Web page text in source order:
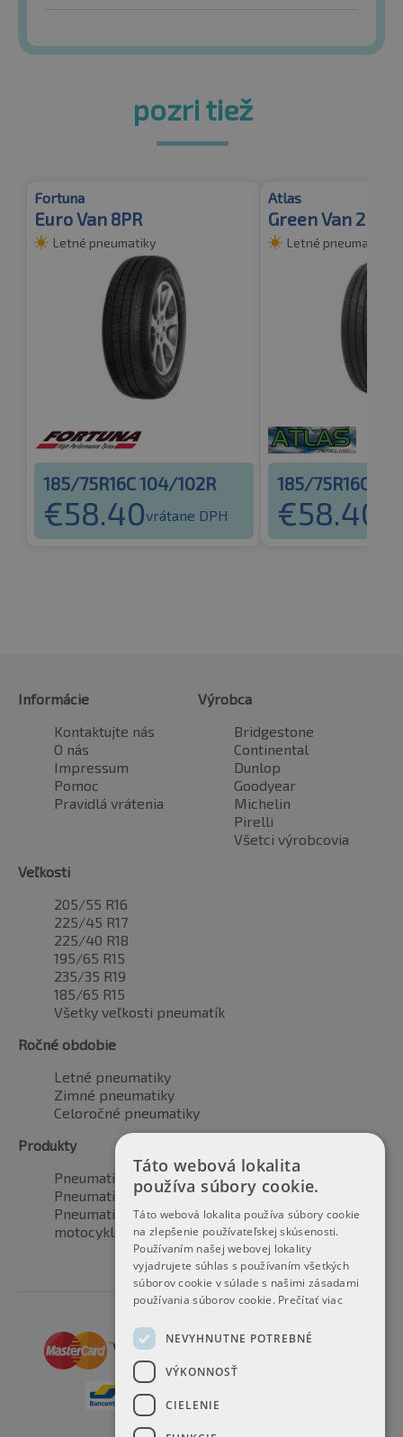
pozri tiež
Fortuna
Euro Van 8PR
Letné pneumatiky
185/75R16C 104/102R
€58.40vrátane DPH
Atlas
Green Van 2 8PR
Letné pneumatiky
185/75R16C
€58.40
Informácie
Kontaktujte nás
O nás
Impressum
Pomoc
Pravidlá vrátenia
Výrobca
Bridgestone
Continental
Dunlop
Goodyear
Michelin
Pirelli
Všetci výrobcovia
Veľkosti
205/55 R16
225/45 R17
225/40 R18
195/65 R15
235/35 R19
185/65 R15
Všetky veľkosti pneumatík
Ročné obdobie
Letné pneumatiky
Zimné pneumatiky
Celoročné pneumatiky
Produkty
Pneumatiky pre automobily
Pneumatiky pre SUV / 4x4
Pneumatiky pre dodávku
motocyklové pneumatiky
Táto webová lokalita
používa súbory cookie.
Táto webová lokalita používa súbory cookie
na zlepšenie používateľskej skúsenosti.
Používaním našej webovej lokality
vyjadrujete súhlas s používaním všetkých
súborov cookie v súlade s našimi zásadami
používania súborov cookie. Prečítať viac
NEVYHNUTNE POTREBNÉ
VÝKONNOSŤ
CIELENIE